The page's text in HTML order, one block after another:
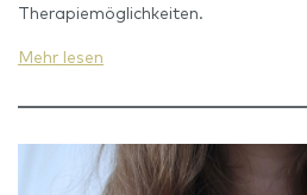
Therapiemöglichkeiten.
Mehr lesen